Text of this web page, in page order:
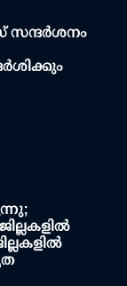
സന്ദർശനം